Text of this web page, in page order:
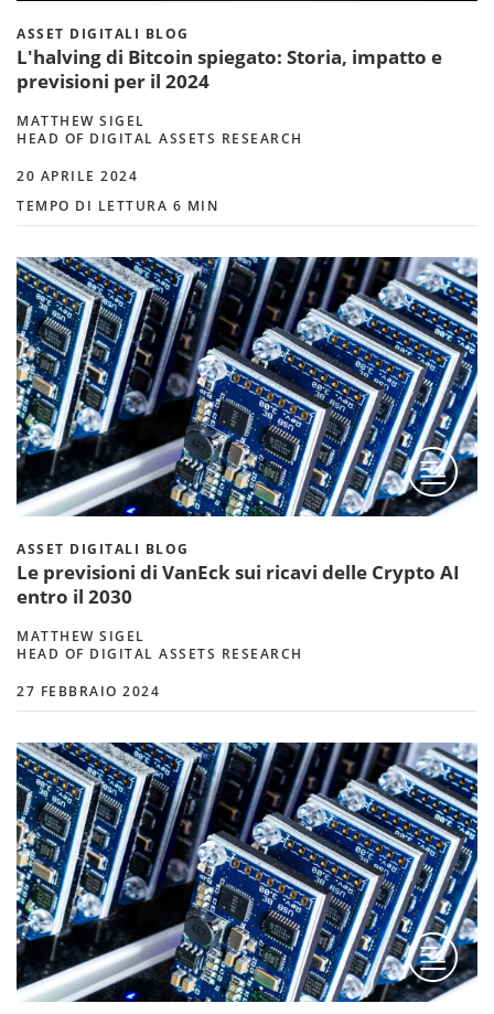
ASSET DIGITALI BLOG
L'halving di Bitcoin spiegato: Storia, impatto e
previsioni per il 2024
MATTHEW SIGEL
HEAD OF DIGITAL ASSETS RESEARCH
20 APRILE 2024
TEMPO DI LETTURA 6 MIN
ASSET DIGITALI BLOG
Le previsioni di VanEck sui ricavi delle Crypto AI
entro il 2030
MATTHEW SIGEL
HEAD OF DIGITAL ASSETS RESEARCH
27 FEBBRAIO 2024